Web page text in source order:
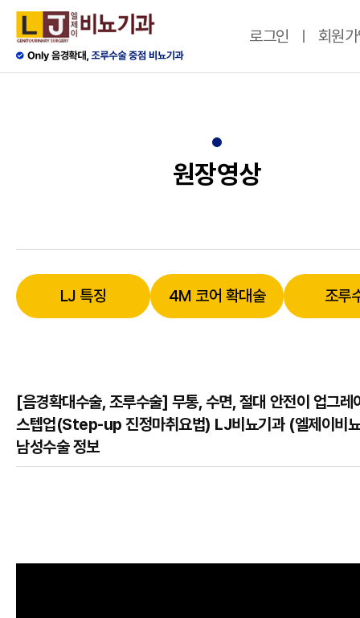
로그인 회원
원장영상
LJ 특징 4M 코어 확대술 조루
[음경확대수술, 조루수술] 무통, 수면, 절대 안전이 업그레
스텝업(Step-up 진정마취요법) LJ비뇨기과 (엘제이비
남성수술 정보
본문